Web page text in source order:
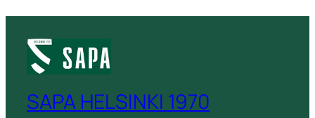
SAPA HELSINKI 1970